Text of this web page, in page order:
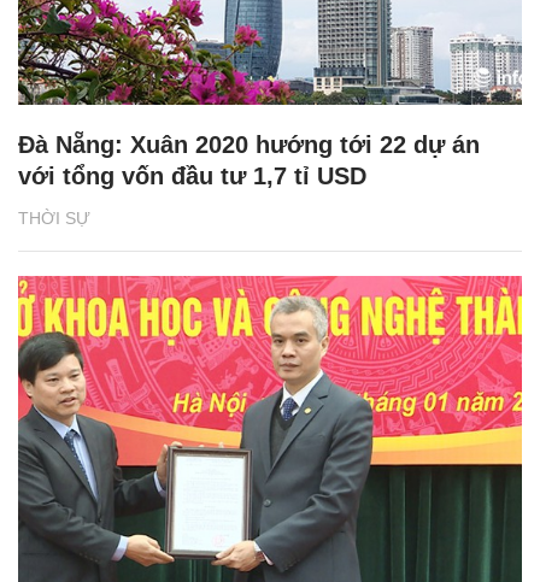
THỜI SỰ
Đà Nẵng: Xuân 2020 hướng tới 22 dự án
với tổng vốn đầu tư 1,7 tỉ USD